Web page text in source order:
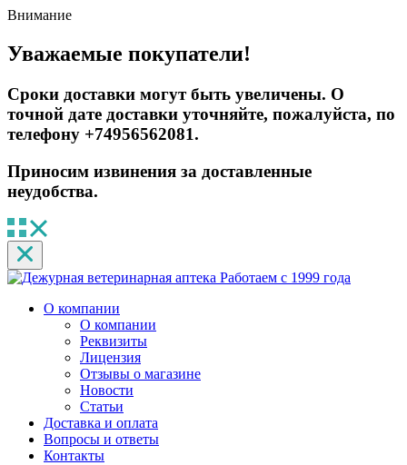
Внимание
Уважаемые покупатели!
Сроки доставки могут быть увеличены. О
точной дате доставки уточняйте, пожалуйста, по
телефону +74956562081.
Приносим извинения за доставленные
неудобства.
Работаем с 1999 года
О компании
О компании
Реквизиты
Лицензия
Отзывы о магазине
Новости
Статьи
Доставка и оплата
Вопросы и ответы
Контакты